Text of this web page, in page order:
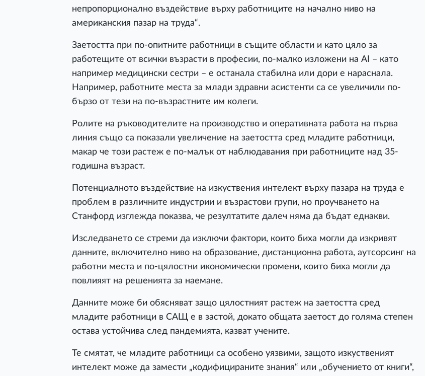
непропорционално въздействие върху работниците на начално ниво на
американския пазар на труда“.
Заетостта при по-опитните работници в същите области и като цяло за
работещите от всички възрасти в професии, по-малко изложени на AI – като
например медицински сестри – е останала стабилна или дори е нараснала.
Например, работните места за млади здравни асистенти са се увеличили по-
бързо от тези на по-възрастните им колеги.
Ролите на ръководителите на производство и оперативната работа на първа
линия също са показали увеличение на заетостта сред младите работници,
макар че този растеж е по-малък от наблюдавания при работниците над 35-
годишна възраст.
Потенциалното въздействие на изкуствения интелект върху пазара на труда е
проблем в различните индустрии и възрастови групи, но проучването на
Станфорд изглежда показва, че резултатите далеч няма да бъдат еднакви.
Изследването се стреми да изключи фактори, които биха могли да изкривят
данните, включително ниво на образование, дистанционна работа, аутсорсинг на
работни места и по-цялостни икономически промени, които биха могли да
повлияят на решенията за наемане.
Данните може би обясняват защо цялостният растеж на заетостта сред
младите работници в САЩ е в застой, докато общата заетост до голяма степен
остава устойчива след пандемията, казват учените.
Те смятат, че младите работници са особено уязвими, защото изкуственият
интелект може да замести „кодифицираните знания“ или „обучението от книги“,